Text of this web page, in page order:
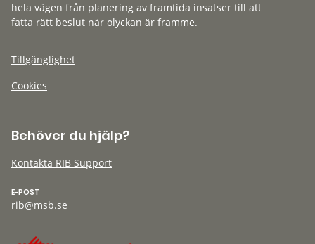
hela vägen från planering av framtida insatser till att
fatta rätt beslut när olyckan är framme.
Tillgänglighet
Cookies
Behöver du hjälp?
Kontakta RIB Support
E-POST
rib@msb.se